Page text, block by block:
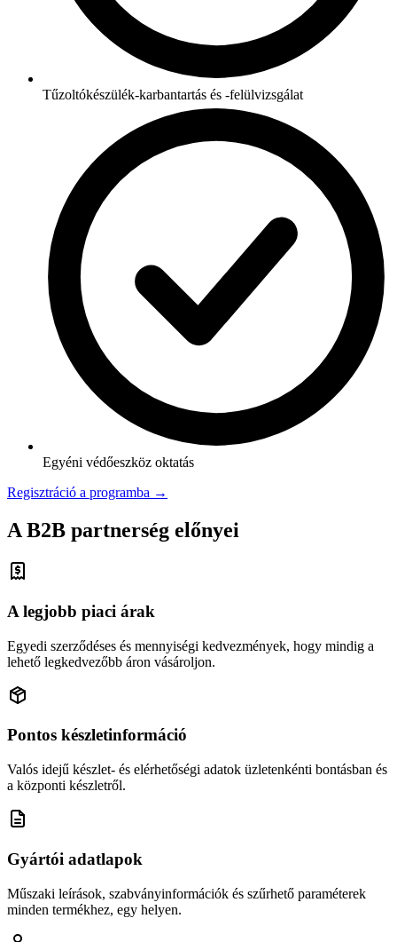
Tűzoltókészülék-karbantartás és -felülvizsgálat
Egyéni védőeszköz oktatás
Regisztráció a programba →
A B2B partnerség előnyei
A legjobb piaci árak
Egyedi szerződéses és mennyiségi kedvezmények, hogy mindig a
lehető legkedvezőbb áron vásároljon.
Pontos készletinformáció
Valós idejű készlet- és elérhetőségi adatok üzletenkénti bontásban és
a központi készletről.
Gyártói adatlapok
Műszaki leírások, szabványinformációk és szűrhető paraméterek
minden termékhez, egy helyen.